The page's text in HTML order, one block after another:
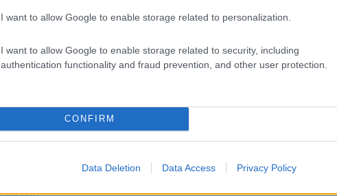
I want to allow Google to enable storage related to personalization.
I want to allow Google to enable storage related to security, including
authentication functionality and fraud prevention, and other user protection.
CONFIRM
Data Deletion Data Access Privacy Policy